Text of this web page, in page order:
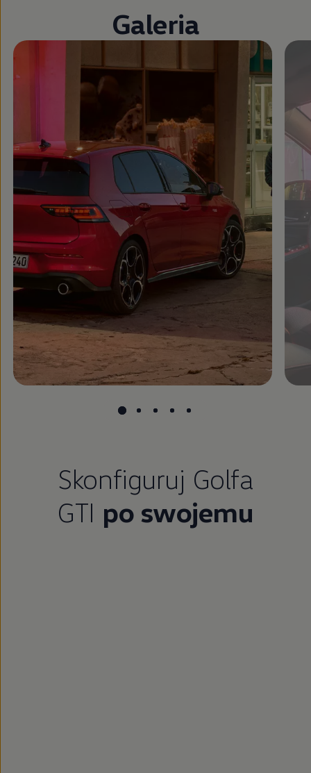
Galeria
Zamknij widok pełnoekranowy
Skonfiguruj Golfa
GTI po swojemu